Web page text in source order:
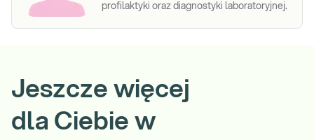
profilaktyki oraz diagnostyki laboratoryjnej.
Jeszcze więcej
dla Ciebie w